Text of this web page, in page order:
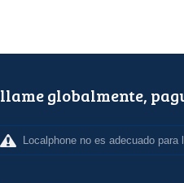
llame globalmente,
Localphone no es adecuado